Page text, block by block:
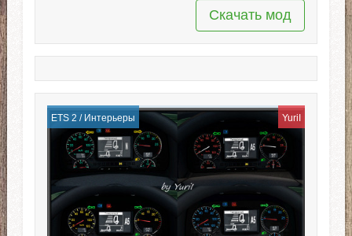
Скачать мод
ETS 2 / Интерьеры YuriI